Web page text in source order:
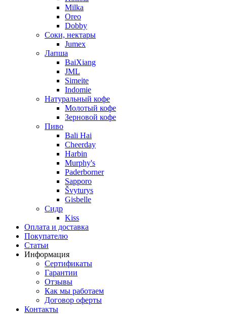
Milka
Oreo
Dobby
Соки, нектары
Jumex
Лапша
BaiXiang
JML
Simeite
Indomie
Натуральный кофе
Молотый кофе
Зерновой кофе
Пиво
Bali Hai
Cheerday
Harbin
Murphy's
Paderborner
Sapporo
Švyturys
Gisbelle
Сидр
Kiss
Оплата и доставка
Покупателю
Статьи
Информация
Сертификаты
Гарантии
Отзывы
Как мы работаем
Договор оферты
Контакты